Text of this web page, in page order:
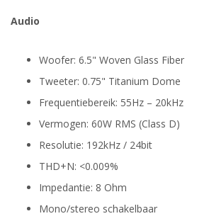
Audio
Woofer: 6.5" Woven Glass Fiber
Tweeter: 0.75" Titanium Dome
Frequentiebereik: 55Hz – 20kHz
Vermogen: 60W RMS (Class D)
Resolutie: 192kHz / 24bit
THD+N: <0.009%
Impedantie: 8 Ohm
Mono/stereo schakelbaar